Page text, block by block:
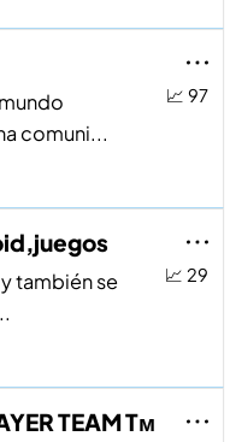
📈 97
comuni...
📈 29
también se
TEAM Tᴍ